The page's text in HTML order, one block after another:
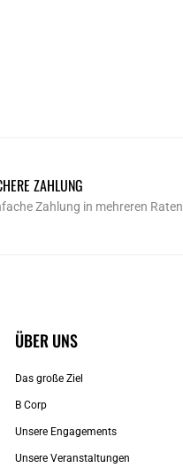
ZAHLUNG
Zahlung in mehreren Raten
ÜBER UNS
Das große Ziel
B Corp
Unsere Engagements
Unsere Veranstaltungen